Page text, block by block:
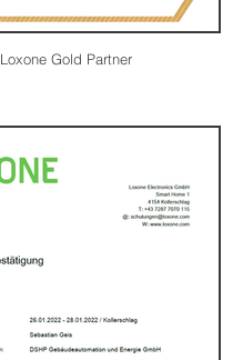
Loxone Gold Partner